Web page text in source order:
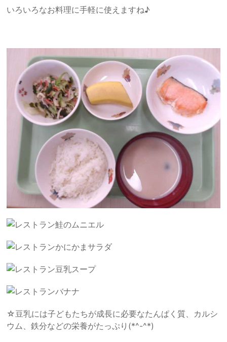
いろいろなお料理に手軽に使えますね♪
鮭のムニエル
かにかまサラダ
豆乳スープ
バナナ
☆豆乳には子どもたちが成長に必要なたんぱく質、カルシ
ウム、鉄分などの栄養がたっぷり(*^-^*)